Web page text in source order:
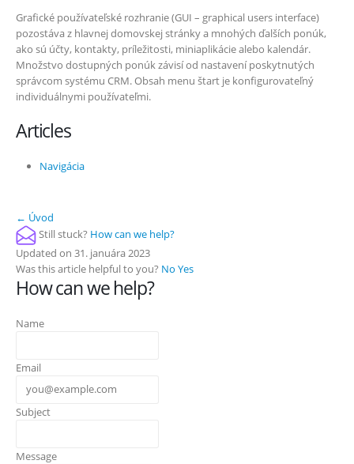
Grafické používateľské rozhranie (GUI – graphical users interface)
pozostáva z hlavnej domovskej stránky a mnohých ďalších ponúk,
ako sú účty, kontakty, príležitosti, miniaplikácie alebo kalendár.
Množstvo dostupných ponúk závisí od nastavení poskytnutých
správcom systému CRM. Obsah menu štart je konfigurovateľný
individuálnymi používateľmi.
Articles
Navigácia
Doc
navigation
← Úvod
Still stuck? How can we help?
Updated on 31. januára 2023
Was this article helpful to you? No Yes
How can we help?
Name
Email
Subject
Message